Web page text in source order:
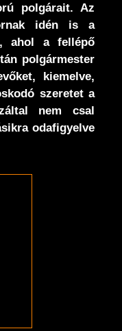
polgárait. Az
idén is a
ahol a fellépő
polgármester
kiemelve,
szeretet a
nem csal
odafigyelve